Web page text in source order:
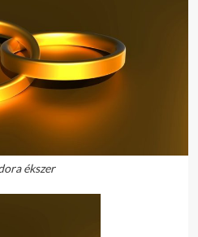
ékszer